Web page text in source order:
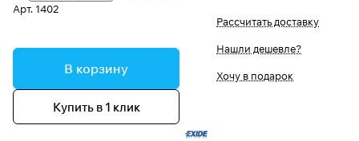
Арт. 1402
В корзину
Купить в 1 клик
Рассчитать доставку
Нашли дешевле?
Хочу в подарок